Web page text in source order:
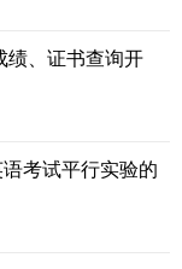
绩、证书查询开
语考试平行实验的